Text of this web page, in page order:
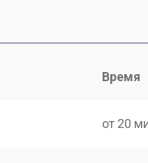
Время
от 20